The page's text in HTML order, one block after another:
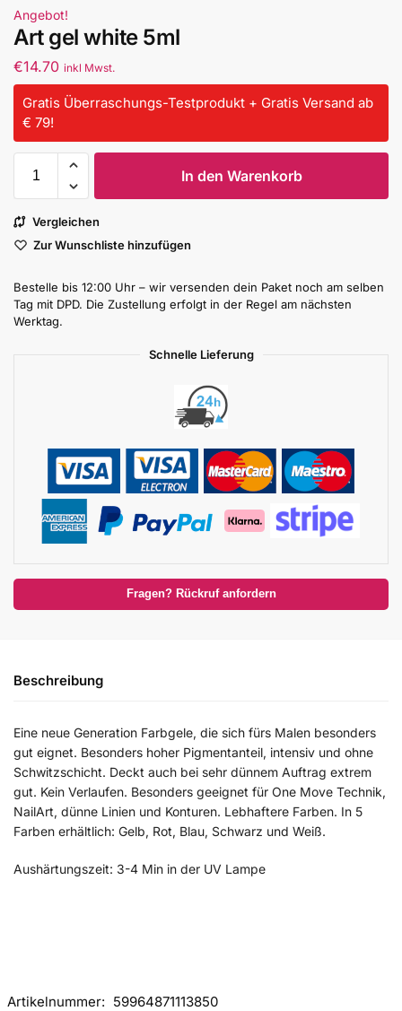
Angebot!
Art gel white 5ml
€14.70 inkl Mwst.
Gratis Überraschungs-Testprodukt + Gratis Versand ab
€ 79!
In den Warenkorb
Vergleichen
Zur Wunschliste hinzufügen
Bestelle bis 12:00 Uhr – wir versenden dein Paket noch am selben
Tag mit DPD. Die Zustellung erfolgt in der Regel am nächsten
Werktag.
Schnelle Lieferung
Fragen? Rückruf anfordern
Beschreibung
Eine neue Generation Farbgele, die sich fürs Malen besonders
gut eignet. Besonders hoher Pigmentanteil, intensiv und ohne
Schwitzschicht. Deckt auch bei sehr dünnem Auftrag extrem
gut. Kein Verlaufen. Besonders geeignet für One Move Technik,
NailArt, dünne Linien und Konturen. Lebhaftere Farben. In 5
Farben erhältlich: Gelb, Rot, Blau, Schwarz und Weiß.
Aushärtungszeit: 3-4 Min in der UV Lampe
Artikelnummer: 59964871113850